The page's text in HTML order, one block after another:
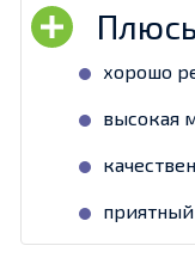
хорошо
высокая